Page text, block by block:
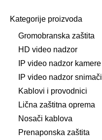
Kategorije proizvoda
Gromobranska zaštita
HD video nadzor
IP video nadzor kamere
IP video nadzor snimači
Kablovi i provodnici
Lična zaštitna oprema
Nosači kablova
Prenaponska zaštita